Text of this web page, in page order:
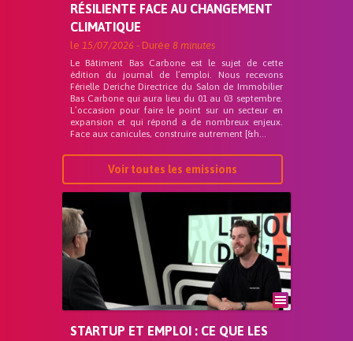
RÉSILIENTE FACE AU CHANGEMENT
CLIMATIQUE
le 15/07/2026 - Durée 8 minutes
Le Bâtiment Bas Carbone est le sujet de cette
édition du journal de l’emploi. Nous recevons
Férielle Deriche Directrice du Salon de Immobilier
Bas Carbone qui aura lieu du 01 au 03 septembre.
L’occasion pour faire le point sur un secteur en
expansion et qui répond a de nombreux enjeux.
Face aux canicules, construire autrement [&h...
Voir toutes les emissions
STARTUP ET EMPLOI : CE QUE LES